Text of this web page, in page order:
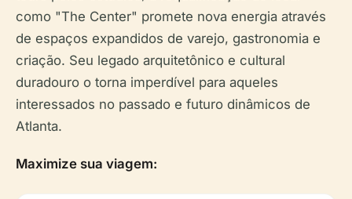
como "The Center" promete nova energia através
de espaços expandidos de varejo, gastronomia e
criação. Seu legado arquitetônico e cultural
duradouro o torna imperdível para aqueles
interessados no passado e futuro dinâmicos de
Atlanta.
Maximize sua viagem: